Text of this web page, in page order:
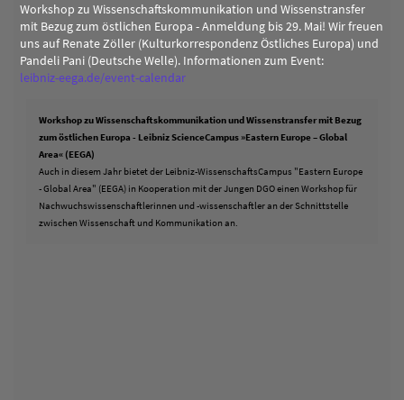
Workshop zu Wissenschaftskommunikation und Wissenstransfer
mit Bezug zum östlichen Europa - Anmeldung bis 29. Mai! Wir freuen
uns auf Renate Zöller (Kulturkorrespondenz Östliches Europa) und
Pandeli Pani (Deutsche Welle). Informationen zum Event:
leibniz-eega.de/event-calendar
Workshop zu Wissenschaftskommunikation und Wissenstransfer mit Bezug
zum östlichen Europa - Leibniz ScienceCampus »Eastern Europe – Global
Area« (EEGA)
Auch in diesem Jahr bietet der Leibniz-WissenschaftsCampus "Eastern Europe
- Global Area" (EEGA) in Kooperation mit der Jungen DGO einen Workshop für
Nachwuchswissenschaftlerinnen und -wissenschaftler an der Schnittstelle
zwischen Wissenschaft und Kommunikation an.